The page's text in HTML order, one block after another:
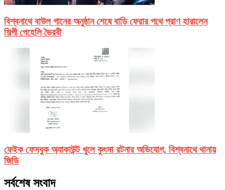
বিশ্বনাথে বাউল গানের অনুষ্ঠান শেষে বাড়ি ফেরার পথে প্রাণ হারালেন
শিল্পী পেহেলি ভৈরবী
ফেইক ফেসবুক অ্যাকাউন্ট খুলে কুৎসা রটনার অভিযোগ, বিশ্বনাথে থানায়
জিডি
সর্বশেষ সংবাদ